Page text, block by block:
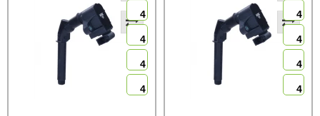
4
4
4
4
4
4
4
4